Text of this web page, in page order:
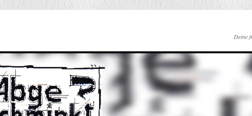
Deine